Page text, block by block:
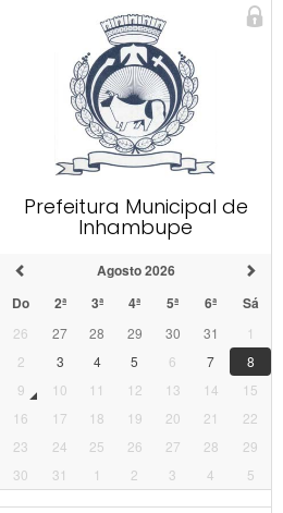
Prefeitura Municipal de
Inhambupe
Agosto 2026
Do
2ª 3ª 4ª 5ª 6ª Sá
26 27 28 29 30 31
1
2
3 4 5 6 7
8
9
10 11 12 13 14
15
16
17 18 19 20 21
22
23
24 25 26 27 28
29
30
31 1 2 3 4 5